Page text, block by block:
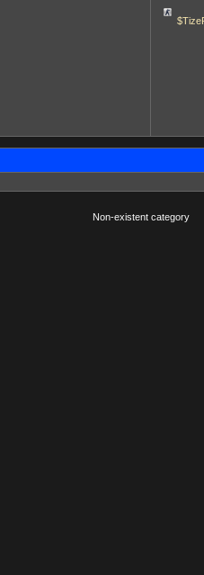
Non-existent category